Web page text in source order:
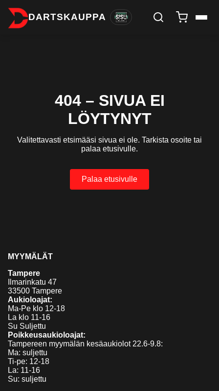
DARTSKAUPPA
404 – SIVUA EI
LÖYTYNYT
Valitettavasti etsimääsi sivua ei ole. Tarkista osoite tai
palaa etusivulle.
Palaa etusivulle
MYYMÄLÄT
Tampere
Ilmarinkatu 47
33500 Tampere
Aukioloajat:
Ma-Pe klo 12-18
La klo 11-16
Su Suljettu
Poikkeusaukioloajat:
Tampereen myymälän kesäaukiolot 22.6-9.8:
Ma: suljettu
Ti-pe: 12-18
La: 11-16
Su: suljettu